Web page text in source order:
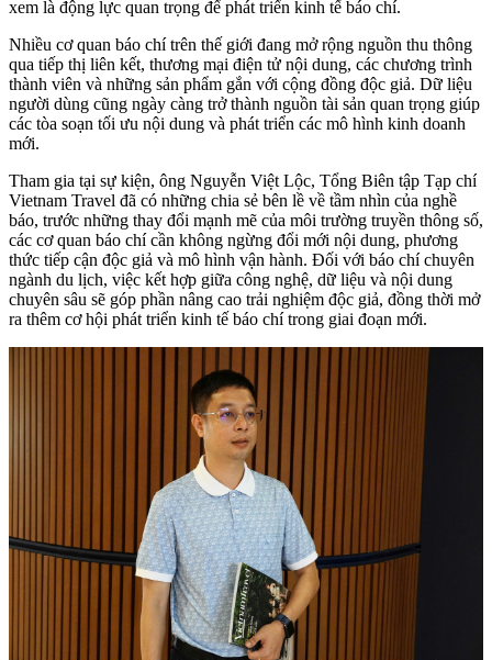
xem là động lực quan trọng để phát triển kinh tế báo chí.
Nhiều cơ quan báo chí trên thế giới đang mở rộng nguồn thu thông
qua tiếp thị liên kết, thương mại điện tử nội dung, các chương trình
thành viên và những sản phẩm gắn với cộng đồng độc giả. Dữ liệu
người dùng cũng ngày càng trở thành nguồn tài sản quan trọng giúp
các tòa soạn tối ưu nội dung và phát triển các mô hình kinh doanh
mới.
Tham gia tại sự kiện, ông Nguyễn Việt Lộc, Tổng Biên tập Tạp chí
Vietnam Travel đã có những chia sẻ bên lề về tầm nhìn của nghề
báo, trước những thay đổi mạnh mẽ của môi trường truyền thông số,
các cơ quan báo chí cần không ngừng đổi mới nội dung, phương
thức tiếp cận độc giả và mô hình vận hành. Đối với báo chí chuyên
ngành du lịch, việc kết hợp giữa công nghệ, dữ liệu và nội dung
chuyên sâu sẽ góp phần nâng cao trải nghiệm độc giả, đồng thời mở
ra thêm cơ hội phát triển kinh tế báo chí trong giai đoạn mới.